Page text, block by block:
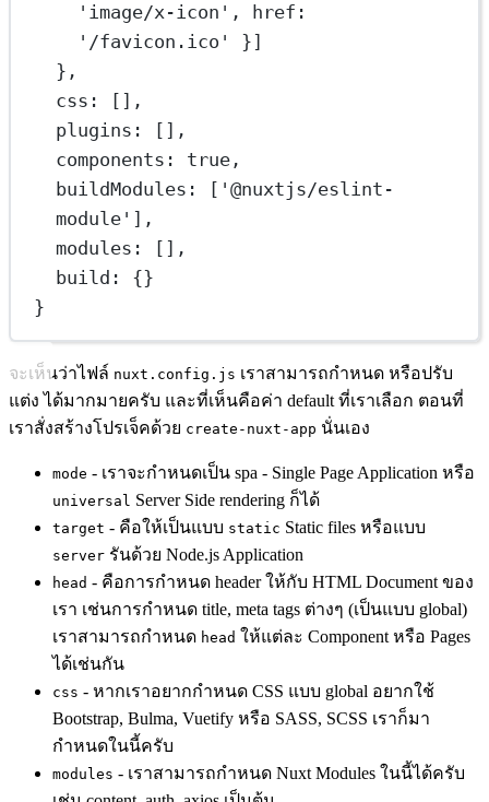
'image/x-icon'
'/favicon.ico'
}]
} ,
css: [] ,
plugins: [] ,
components: true ,
buildModules: [ '@nuxtjs/eslint-
module' ] ,
modules: [] ,
build: {}
}
จะเห็นว่าไฟล์ nuxt.config.js เราสามารถกำหนด หรือปรับ
แต่ง ได้มากมายครับ และที่เห็นคือค่า default ที่เราเลือก ตอนที่
เราสั่งสร้างโปรเจ็คด้วย create-nuxt-app นั่นเอง
mode - เราจะกำหนดเป็น spa - Single Page Application หรือ
universal Server Side rendering ก็ได้
target - คือให้เป็นแบบ static Static files หรือแบบ
server รันด้วย Node.js Application
head - คือการกำหนด header ให้กับ HTML Document ของ
เรา เช่นการกำหนด title, meta tags ต่างๆ (เป็นแบบ global)
เราสามารถกำหนด head ให้แต่ละ Component หรือ Pages
ได้เช่นกัน
css - หากเราอยากกำหนด CSS แบบ global อยากใช้
Bootstrap, Bulma, Vuetify หรือ SASS, SCSS เราก็มา
กำหนดในนี้ครับ
modules - เราสามารถกำหนด Nuxt Modules ในนี้ได้ครับ